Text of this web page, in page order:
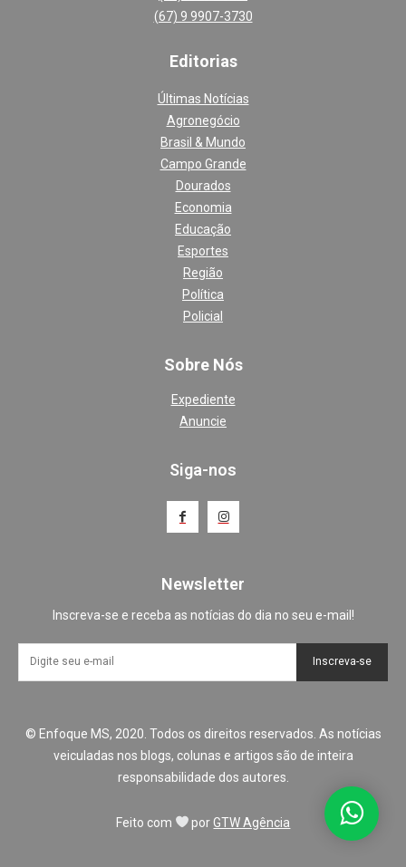
(67) 9 9907-3730
Editorias
Últimas Notícias
Agronegócio
Brasil & Mundo
Campo Grande
Dourados
Economia
Educação
Esportes
Região
Política
Policial
Sobre Nós
Expediente
Anuncie
Siga-nos
Newsletter
Inscreva-se e receba as notícias do dia no seu e-mail!
Inscreva-se
© Enfoque MS, 2020. Todos os direitos reservados. As notícias
veiculadas nos blogs, colunas e artigos são de inteira
responsabilidade dos autores.
Feito com porGTW Agência